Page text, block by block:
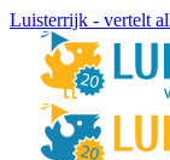
Luisterrijk - vertelt